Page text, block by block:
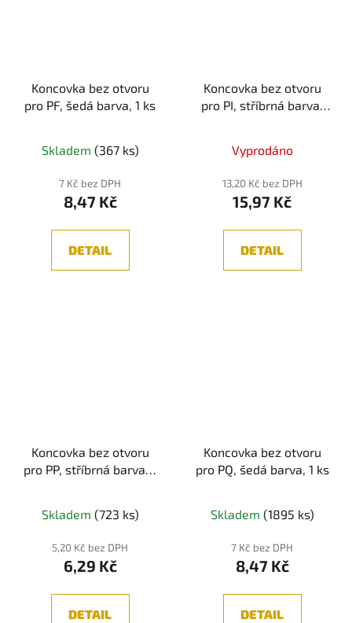
Koncovka bez otvoru
pro PF, šedá barva, 1 ks
Skladem (367 ks)
7 Kč bez DPH
8,47 Kč
DETAIL
Koncovka bez otvoru
pro PI, stříbrná barva,
Vyprodáno
13,20 Kč bez DPH
15,97 Kč
DETAIL
Koncovka bez otvoru
pro PP, stříbrná barva, 1
Skladem (723 ks)
5,20 Kč bez DPH
6,29 Kč
DETAIL
Koncovka bez otvoru
pro PQ, šedá barva, 1 ks
Skladem (1895 ks)
7 Kč bez DPH
8,47 Kč
DETAIL